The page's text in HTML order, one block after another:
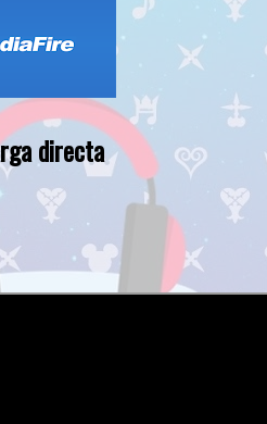
directa